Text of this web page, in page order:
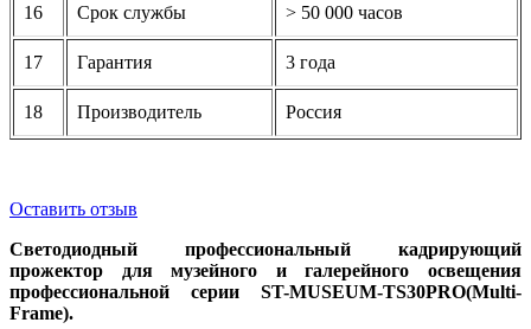
16 Срок службы > 50 000 часов
17 Гарантия 3 года
18 Производитель Россия
Оставить отзыв
Cветодиодный профессиональный кадрирующий
прожектор для музейного и галерейного освещения
профессиональной серии ST-MUSEUM-TS30PRO(Multi-
Frame).